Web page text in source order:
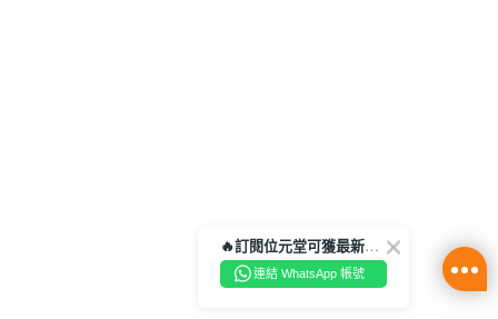
🔥訂閱位元堂可獲最新優惠及活動資訊🔥
連結 WhatsApp 帳號